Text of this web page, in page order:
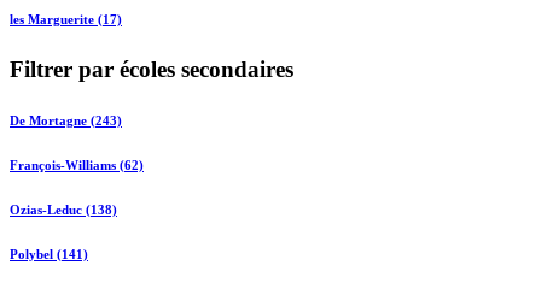
les Marguerite (17)
Filtrer par écoles secondaires
De Mortagne (243)
François-Williams (62)
Ozias-Leduc (138)
Polybel (141)